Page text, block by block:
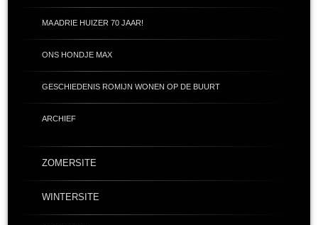
MA ADRIE HUIZER 70 JAAR!
ONS HONDJE MAX
GESCHIEDENIS ROMIJN WONEN OP DE BUURT
ARCHIEF
ZOMERSITE
WINTERSITE